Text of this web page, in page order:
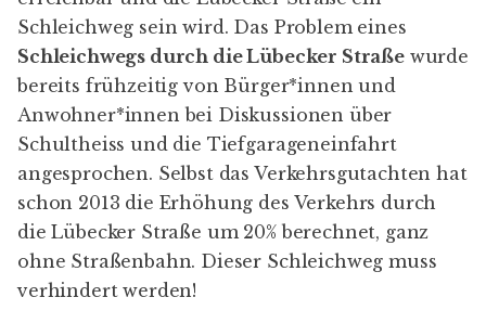
Schleichweg sein wird. Das Problem eines
Schleichwegs durch die Lübecker Straßewurde
bereits frühzeitig von Bürger*innen und
Anwohner*innen bei Diskussionen über
Schultheiss und die Tiefgarageneinfahrt
angesprochen. Selbst das Verkehrsgutachten hat
schon 2013 die Erhöhung des Verkehrs durch
die Lübecker Straße um 20% berechnet, ganz
ohne Straßenbahn. Dieser Schleichweg muss
verhindert werden!